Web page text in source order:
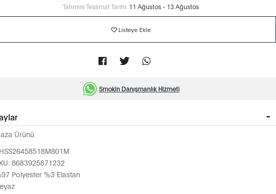
Tahmini Teslimat Tarihi: 11 Ağustos - 13 Ağustos
Listeye Ekle
Smokin Danışmanlık Hizmeti
Ürünü
8683925871232
Polyester %3 Elastan